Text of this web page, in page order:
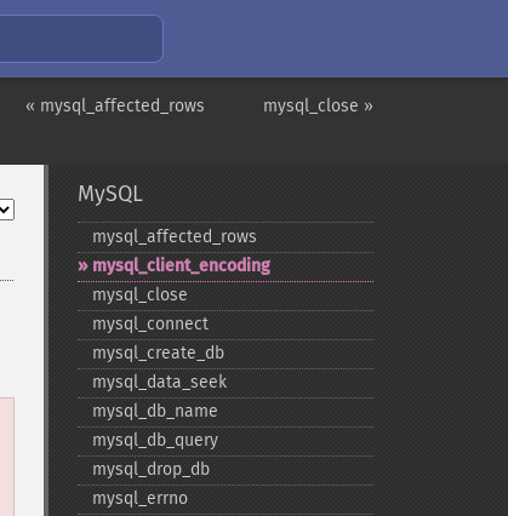
mysql_close »
« mysql_affected_rows
MySQL
mysql_​affected_​rows
mysql_​client_​encoding
mysql_​close
mysql_​connect
mysql_​create_​db
mysql_​data_​seek
mysql_​db_​name
mysql_​db_​query
mysql_​drop_​db
mysql_​errno